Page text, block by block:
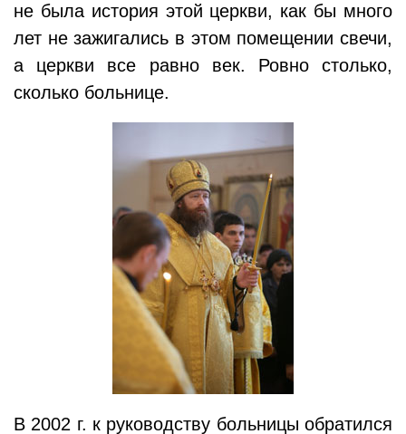
не была история этой церкви, как бы много
лет не зажигались в этом помещении свечи,
а церкви все равно век. Ровно столько,
сколько больнице.
В 2002 г. к руководству больницы обратился